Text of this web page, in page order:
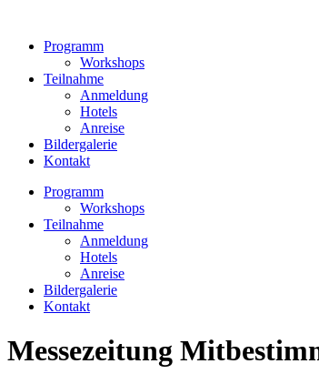
wechselnProgramm
Workshops
Teilnahme
Anmeldung
Hotels
Anreise
Bildergalerie
Kontakt
Programm
Workshops
Teilnahme
Anmeldung
Hotels
Anreise
Bildergalerie
Kontakt
Messezeitung